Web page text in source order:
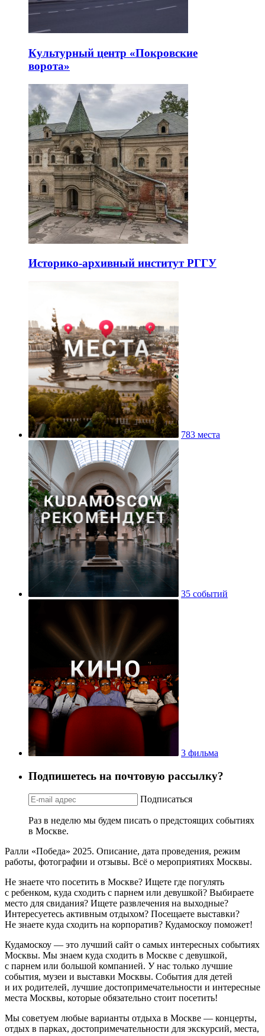
Культурный центр «Покровские
ворота»
Историко-архивный институт РГГУ
783 места
35 событий
3 фильма
Подпишетесь на почтовую рассылку?
Подписаться
Раз в неделю мы будем писать о предстоящих событиях
в Москве.
Ралли «Победа» 2025. Описание, дата проведения, режим
работы, фотографии и отзывы. Всё о мероприятиях Москвы.
Не знаете что посетить в Москве? Ищете где погулять
с ребенком, куда сходить с парнем или девушкой? Выбираете
место для свидания? Ищете развлечения на выходные?
Интересуетесь активным отдыхом? Посещаете выставки?
Не знаете куда сходить на корпоратив? Кудамоскоу поможет!
Кудамоскоу — это лучший сайт о самых интересных событиях
Москвы. Мы знаем куда сходить в Москве с девушкой,
с парнем или большой компанией. У нас только лучшие
события, музеи и выставки Москвы. События для детей
и их родителей, лучшие достопримечательности и интересные
места Москвы, которые обязательно стоит посетить!
Мы советуем любые варианты отдыха в Москве — концерты,
отдых в парках, достопримечательности для экскурсий, места,